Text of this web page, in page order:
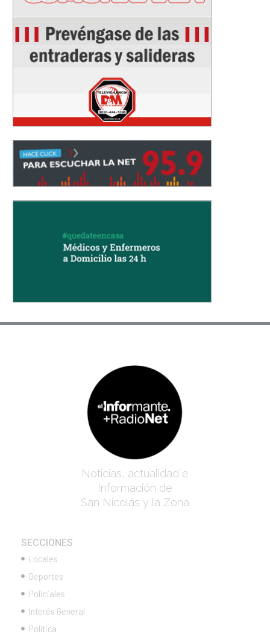
Noticias, actualidad e
Información de
San Nicolás y la Zona
SECCIONES
Locales
Deportes
Policiales
Interés General
Política